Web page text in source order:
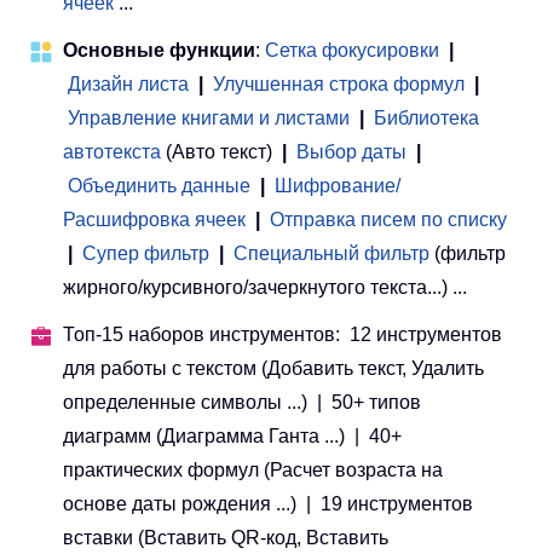
Основные функции: Сетка фокусировки
Дизайн листа
Улучшенная строка формул
Управление книгами и листами
Библиотека
автотекста (Авто текст) Выбор даты
Объединить данные
Шифрование/
Расшифровка ячеек
Отправка писем по списку
Супер фильтр Специальный фильтр (фильтр
жирного/курсивного/зачеркнутого текста...) ...
Топ-15 наборов инструментов: 12 инструментов
для работы с текстом (Добавить текст, Удалить
определенные символы ...) | 50+ типов
диаграмм (Диаграмма Ганта ...) | 40+
практических формул (Расчет возраста на
основе даты рождения ...) | 19 инструментов
вставки (Вставить QR-код, Вставить